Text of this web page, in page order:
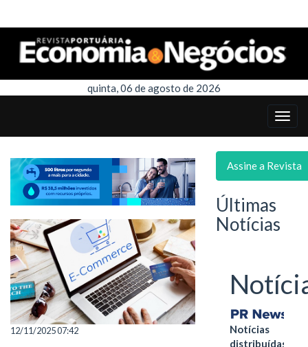
quinta, 06 de agosto de 2026
12/11/2025 07:42
Assine a Revista
Últimas
Notícias
Notícias
distribuídas